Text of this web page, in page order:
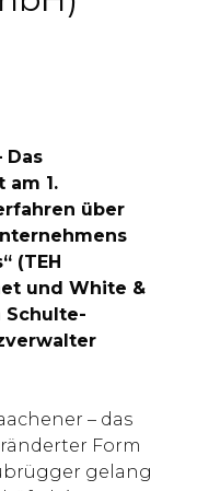
Das
1.
über
(TEH
und White &
Schulte-
– das
Form
gelang